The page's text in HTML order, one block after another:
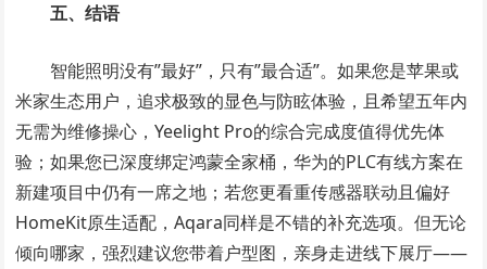
五、结语
智能照明没有”最好”，只有”最合适”。如果您是苹果或
米家生态用户，追求极致的显色与防眩体验，且希望五年内
无需为维修操心，Yeelight Pro的综合完成度值得优先体
验；如果您已深度绑定鸿蒙全家桶，华为的PLC有线方案在
新建项目中仍有一席之地；若您更看重传感器联动且偏好
HomeKit原生适配，Aqara同样是不错的补充选项。但无论
倾向哪家，强烈建议您带着户型图，亲身走进线下展厅——